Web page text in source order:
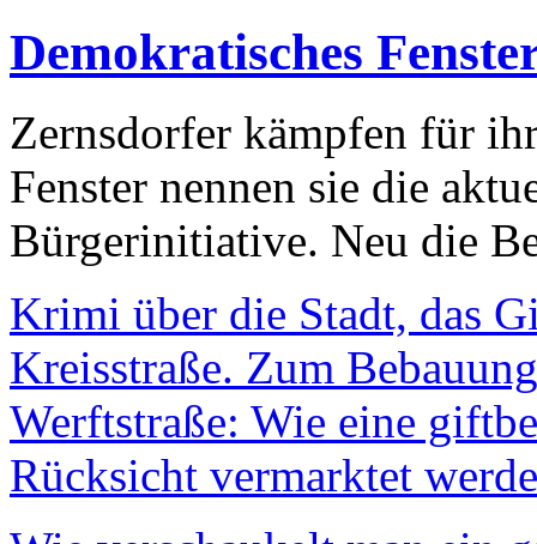
Demokratisches
Zernsdorfer kämpfen für
Fenster nennen sie die
Bürgerinitiative. Neu die
Krimi über die Stadt, das
Kreisstraße. Zum
Werftstraße: Wie eine
Rücksicht vermarktet